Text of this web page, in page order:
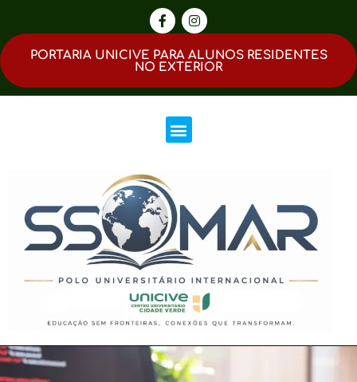
PORTARIA UNICIVE PARA ALUNOS RESIDENTES
NO EXTERIOR